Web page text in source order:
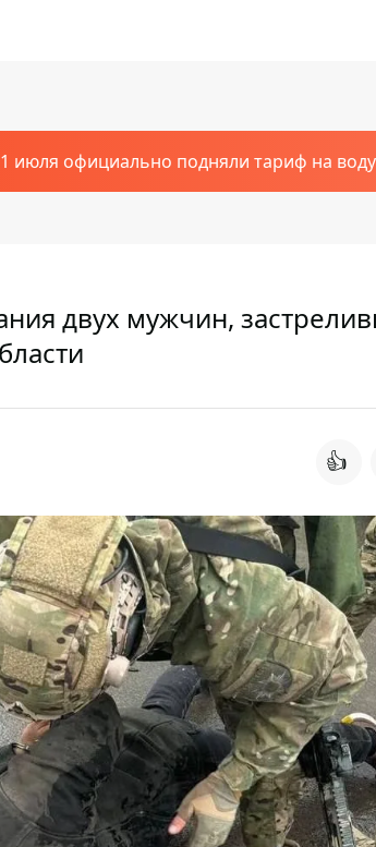
июля официально подняли тариф на
двух мужчин,
👍